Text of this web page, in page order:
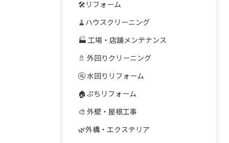
🛠️リフォーム
🧹ハウスクリーニング
🏭 工場・店舗メンテナンス
🚿 外回りクリーニング
🚰 水回りリフォーム
🏠ぷちリフォーム
🎨 外壁・屋根工事
🌿外構・エクステリア